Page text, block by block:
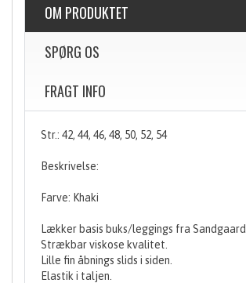
OM PRODUKTET
SPØRG OS
FRAGT INFO
Str.: 42, 44, 46, 48, 50, 52, 54
Beskrivelse:
Farve: Khaki
Lækker basis buks/leggings fra Sandgaard.
Strækbar viskose kvalitet.
Lille fin åbnings slids i siden.
Elastik i taljen.